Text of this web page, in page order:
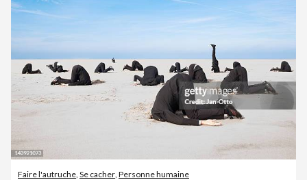
Faire l'autruche Se cacher Personne humaine